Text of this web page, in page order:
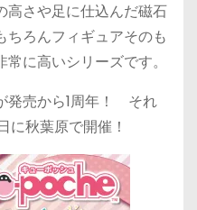
高さや足に仕込んだ磁石
ちろんフィギュアそのも
に高いシリーズです。
発売から1周年！ それ
に秋葉原で開催！